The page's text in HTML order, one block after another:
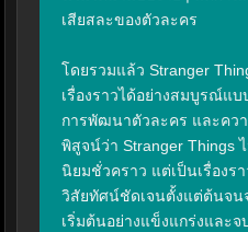
เสียสละของตัวละคร
โดยรวมแล้ว Stranger
เรื่องราวได้อย่างสมบูรณ์แบ
การพัฒนาตัวละคร และคว
พิสูจน์ว่า Stranger Things
นิยมชั่วคราว แต่เป็นเรื่องร
วิสัยทัศน์ชัดเจนตั้งแต่ต้นจน
เริ่มต้นอย่างแข็งแกร่งและจ